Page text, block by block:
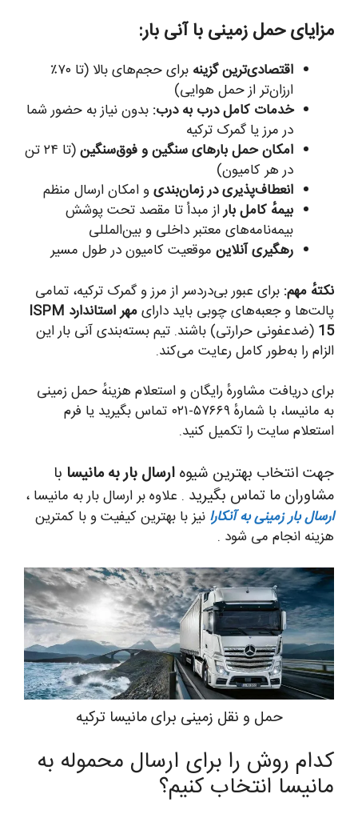
مزایای حمل زمینی با آنی بار:
اقتصادی‌ترین گزینه
برای حجم‌های بالا (تا ۷۰٪
ارزان‌تر از حمل هوایی)
خدمات کامل درب به درب: بدون نیاز به حضور شما
در مرز یا گمرک ترکیه
امکان حمل بارهای سنگین و فوق‌سنگین
(تا ۲۴ تن
در هر کامیون)
انعطاف‌پذیری در زمان‌بندیو امکان ارسال منظم
بیمهٔ کامل باراز مبدأ تا مقصد تحت پوشش
بیمه‌نامه‌های معتبر داخلی و بین‌المللی
رهگیری آنلاین موقعیت کامیون در طول مسیر
نکتهٔ مهم: برای عبور بی‌دردسر از مرز و گمرک ترکیه، تمامی
پالت‌ها و جعبه‌های چوبی باید دارای
مهر استاندارد ISPM
15 (ضدعفونی حرارتی) باشند. تیم بسته‌بندی آنی بار این
الزام را به‌طور کامل رعایت می‌کند.
برای دریافت مشاورهٔ رایگان و استعلام هزینهٔ حمل زمینی
به مانیسا، با شمارهٔ ۵۷۶۶۹-۰۲۱ تماس بگیرید یا فرم
استعلام سایت را تکمیل کنید.
جهت انتخاب بهترین شیوه ارسال بار به مانیسا با
مشاوران ما تماس بگیرید . علاوه بر ارسال بار به مانیسا ،
ارسال بار زمینی به آنکارا نیز با بهترین کیفیت و با کمترین
هزینه انجام می شود .
حمل و نقل زمینی برای مانیسا ترکیه
کدام روش را برای ارسال محموله به
مانیسا انتخاب کنیم؟